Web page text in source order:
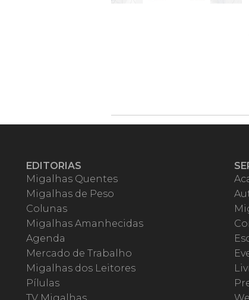
EDITORIAS
Migalhas Quentes
Migalhas de Peso
Colunas
Migalhas Amanhecidas
Agenda
Mercado de Trabalho
Migalhas dos Leitores
Pílulas